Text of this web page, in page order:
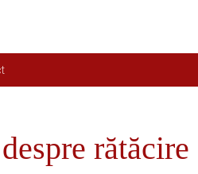
rătăcire